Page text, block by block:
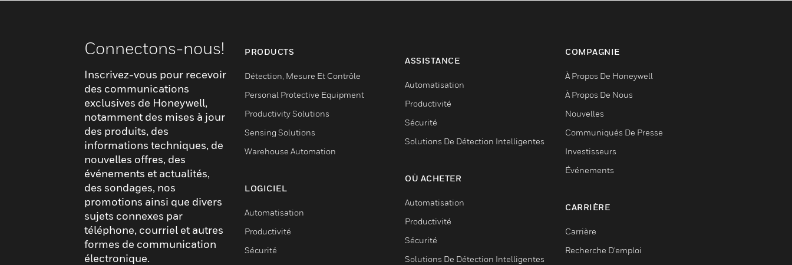
Connectons-nous!
Inscrivez-vous pour recevoir
des communications
exclusives de Honeywell,
notamment des mises à jour
des produits, des
informations techniques, de
nouvelles offres, des
événements et actualités,
des sondages, nos
promotions ainsi que divers
sujets connexes par
téléphone, courriel et autres
formes de communication
électronique.
PRODUCTS
Détection, Mesure Et Contrôle
Personal Protective Equipment
Productivity Solutions
Sensing Solutions
Warehouse Automation
LOGICIEL
Automatisation
Productivité
Sécurité
ASSISTANCE
Automatisation
Productivité
Sécurité
Solutions De Détection Intelligentes
OÙ ACHETER
Automatisation
Productivité
Sécurité
Solutions De Détection Intelligentes
COMPAGNIE
À Propos De Honeywell
À Propos De Nous
Nouvelles
Communiqués De Presse
Investisseurs
Événements
CARRIÈRE
Carrière
Recherche D'emploi